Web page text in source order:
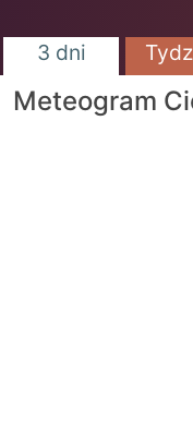
3 dni
Meteogram